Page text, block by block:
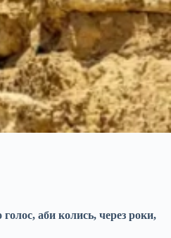
голос, аби колись, через роки,